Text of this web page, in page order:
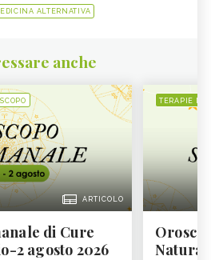
ALTERNATIVA
anche
ARTICOLO
di Cure
2 agosto 2026
TERAPIE